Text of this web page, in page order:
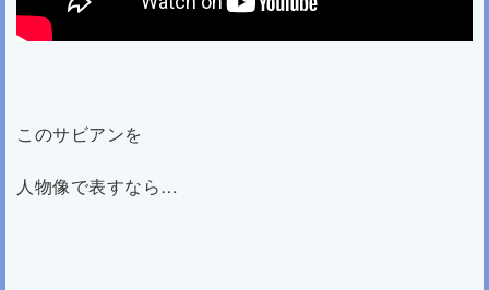
このサビアンを
人物像で表すなら…